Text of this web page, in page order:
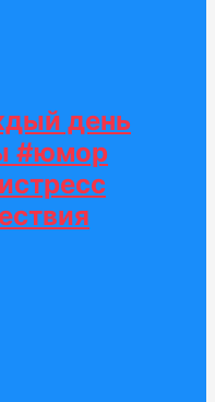
день
#юмор